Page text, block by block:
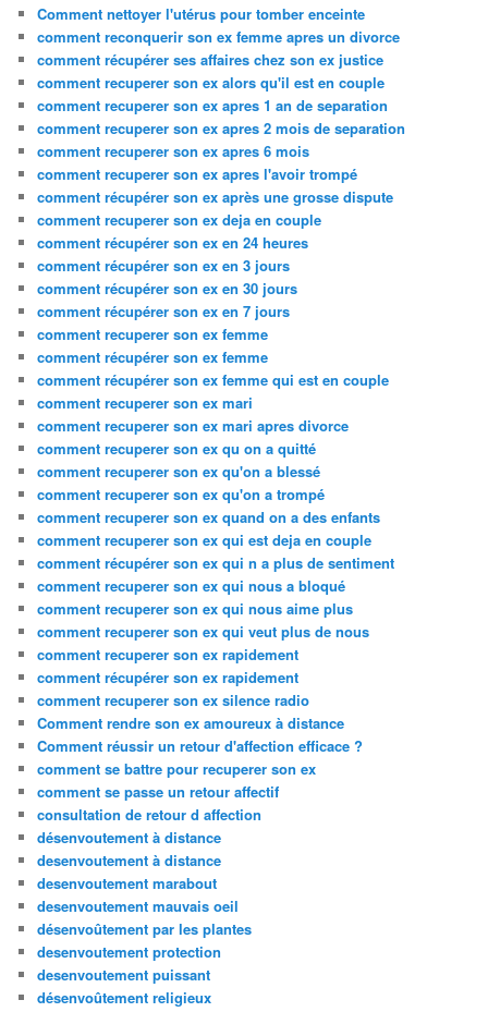
Comment nettoyer l'utérus pour tomber enceinte
comment reconquerir son ex femme apres un divorce
comment récupérer ses affaires chez son ex justice
comment recuperer son ex alors qu'il est en couple
comment recuperer son ex apres 1 an de separation
comment recuperer son ex apres 2 mois de separation
comment recuperer son ex apres 6 mois
comment recuperer son ex apres l'avoir trompé
comment récupérer son ex après une grosse dispute
comment recuperer son ex deja en couple
comment récupérer son ex en 24 heures
comment récupérer son ex en 3 jours
comment récupérer son ex en 30 jours
comment récupérer son ex en 7 jours
comment recuperer son ex femme
comment récupérer son ex femme
comment récupérer son ex femme qui est en couple
comment recuperer son ex mari
comment recuperer son ex mari apres divorce
comment recuperer son ex qu on a quitté
comment recuperer son ex qu'on a blessé
comment recuperer son ex qu'on a trompé
comment recuperer son ex quand on a des enfants
comment recuperer son ex qui est deja en couple
comment récupérer son ex qui n a plus de sentiment
comment recuperer son ex qui nous a bloqué
comment recuperer son ex qui nous aime plus
comment recuperer son ex qui veut plus de nous
comment recuperer son ex rapidement
comment récupérer son ex rapidement
comment recuperer son ex silence radio
Comment rendre son ex amoureux à distance
Comment réussir un retour d'affection efficace ?
comment se battre pour recuperer son ex
comment se passe un retour affectif
consultation de retour d affection
désenvoutement à distance
desenvoutement à distance
desenvoutement marabout
desenvoutement mauvais oeil
désenvoûtement par les plantes
desenvoutement protection
desenvoutement puissant
désenvoûtement religieux